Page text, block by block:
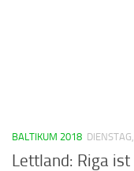
BALTIKUM 2018
Lettland: Riga